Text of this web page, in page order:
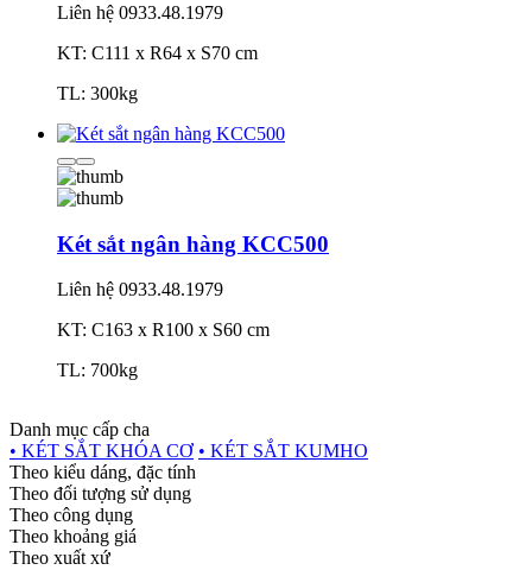
Liên hệ 0933.48.1979
KT: C111 x R64 x S70 cm
TL: 300kg
Két sắt ngân hàng KCC500
Liên hệ 0933.48.1979
KT: C163 x R100 x S60 cm
TL: 700kg
Danh mục cấp cha
• KÉT SẮT KHÓA CƠ • KÉT SẮT KUMHO
Theo kiểu dáng, đặc tính
Theo đối tượng sử dụng
Theo công dụng
Theo khoảng giá
Theo xuất xứ